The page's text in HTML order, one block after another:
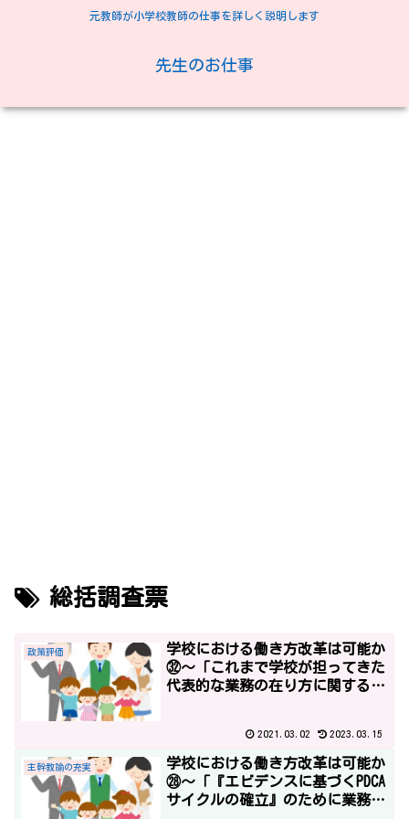
元教師が小学校教師の仕事を詳しく説明します
先生のお仕事
総括調査票
政策評価
学校における働き方改革は可能か
㉜～「これまで学校が担ってきた
代表的な業務の在り方に関する考
2021.03.02 2023.03.15
主幹教諭の充実
学校における働き方改革は可能か
㉘～「『エビデンスに基づくPDCA
サイクルの確立』のために業務が